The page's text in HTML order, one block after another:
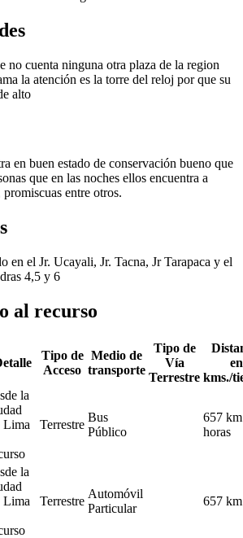
no cuenta ninguna otra plaza de la region
la atención es la torre del reloj por que su
alto
en buen estado de conservación bueno que
que en las noches ellos encuentra a
entre otros.
en el Jr. Ucayali, Jr. Tacna, Jr Tarapaca y el
4,5 y 6
al recurso
Tipo de
Acceso
Medio de
transporte
Tipo de
Vía
Terrestre
en
kms./
la
Lima
Terrestre
Bus
Público
657
horas
la
Lima
Terrestre
Automóvil
Particular
657